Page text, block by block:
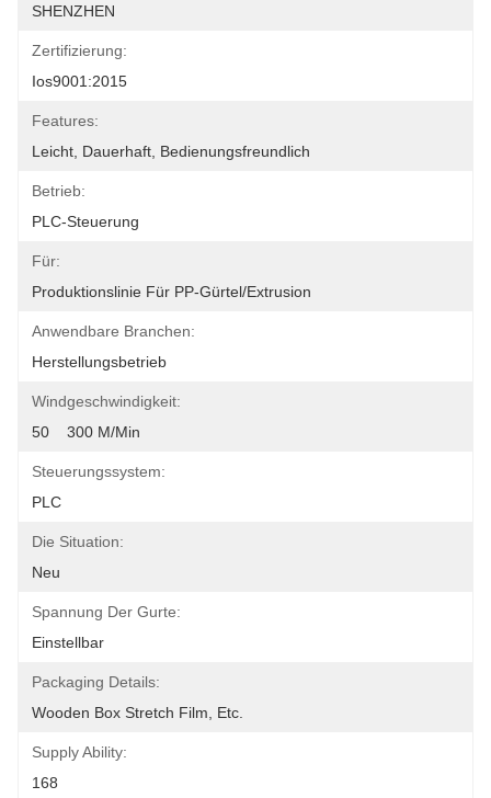
SHENZHEN
Zertifizierung:
Ios9001:2015
Features:
Leicht, Dauerhaft, Bedienungsfreundlich
Betrieb:
PLC-Steuerung
Für:
Produktionslinie Für PP-Gürtel/Extrusion
Anwendbare Branchen:
Herstellungsbetrieb
Windgeschwindigkeit:
50    300 M/min
Steuerungssystem:
PLC
Die Situation:
Neu
Spannung Der Gurte:
Einstellbar
Packaging Details:
Wooden Box Stretch Film, Etc.
Supply Ability:
168